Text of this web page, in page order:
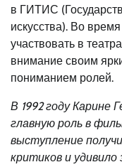
в ГИТИС
искусства). Во
участвовать в
внимание своим
пониманием ролей.
В 1992 году Карине
главную роль в
выступление
критиков и удивило